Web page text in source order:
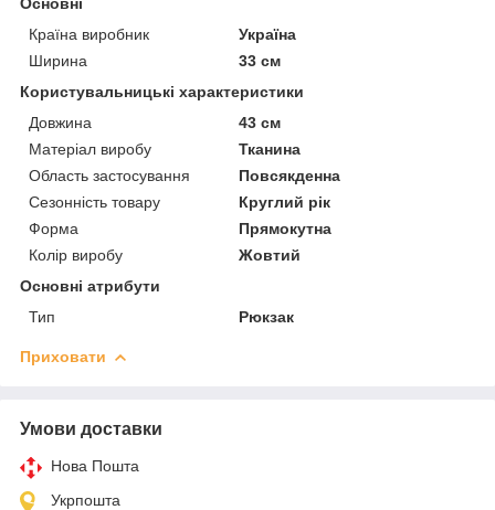
Країна виробник
Україна
Ширина
33 см
Користувальницькі характеристики
Довжина
43 см
Матеріал виробу
Тканина
Область застосування
Повсякденна
Сезонність товару
Круглий рік
Форма
Прямокутна
Колір виробу
Жовтий
Основні атрибути
Тип
Рюкзак
Приховати
Умови доставки
Нова Пошта
Укрпошта